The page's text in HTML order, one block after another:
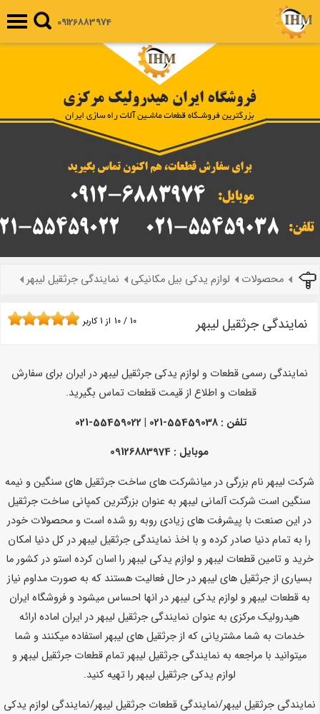
09126883974
محصولات لوازم یدکی بیل مکانیکی نمایندگی جرثقیل لیبهر
نمایندگی جرثقیل لیبهر 10 / 10 از 1کاربر
نمایندگی رسمی قطعات و لوازم یدکی جرثقیل لیبهر در ایران برای سفارش
قطعات و اطلاع از قیمت قطعات تماس بگیرید.
تلفن : 55459038-021 | 55459022-021
موبایل : 09126883974
شرکت لیبهر نام بزرگی در میانشرکت های ساخت جرثقیل های سنگین و نیمه
سنگین است شرکت آلمانی لیبهر به عنوان بزرگترین کمپانی ساخت جرثقیل
در این صنعت با پیشرفت های زیادی روبه رو شده است و محصولات خودر
را به تمام دنیا صادر کرده و با اخذ نمایندگی جرثقیل لیبهر در کل دنیا امکان
خرید و تامین قطعات لیبهر و لوازم یدکی لیبهر را اسان کرده استو در کشور ما
بسیاری از جرثقیل های لیبهر در حال فعالیت هستند که به صورت مداوم نیاز
به قطعات لیبهر و لوازم یدکی لیبهر در انها احساس میشود و فروشگاه ایران
هیدرولیک مرکزی به عنوان نمایندگی جرثقیل لیبهر در ایران اماده ارائه
خدمات به شما مشتریانی که از جرثقیل های لیبهر استفاده میکنند و شما
میتوانید با مراجعه به نمایندگی جرثقیل لیبهر تمام قطعات جرثقیل لیبهر و
لوازم یدکی جرثقیل لیبهر را تهیه کنید.
نمایندگی جرثقیل لیبهر/نمایندگی قطعات جرثقیل لیبهر/نمایندگی لوازم یدکی